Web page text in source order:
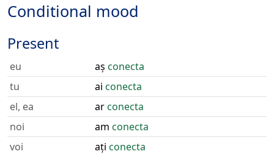
Conditional mood
Present
eu aș conecta
tu
ai conecta
el, ea
arconecta
noi
am conecta
voi
ați conecta